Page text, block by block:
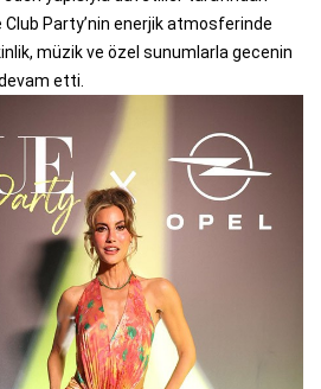
Club Party’nin enerjik atmosferinde
müzik ve özel sunumlarla gecenin
etti.